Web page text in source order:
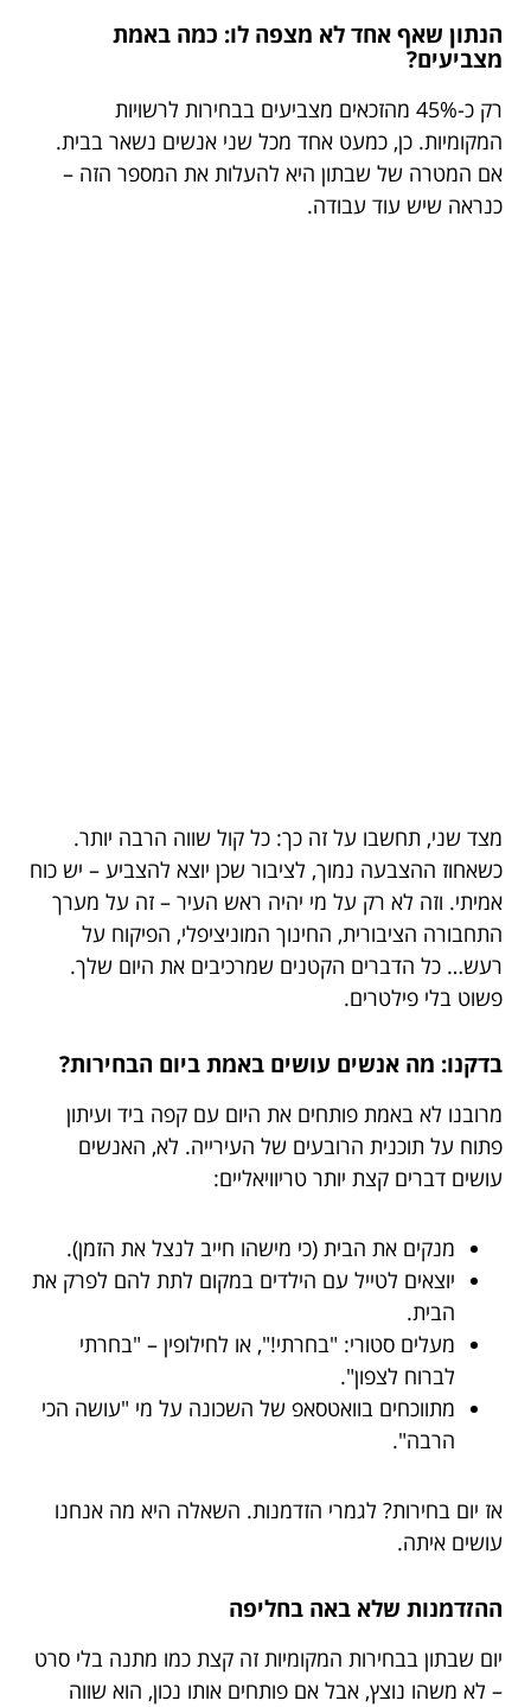
הנתון שאף אחד לא מצפה לו: כמה באמת
מצביעים?
רק כ-45% מהזכאים מצביעים בבחירות לרשויות
המקומיות. כן, כמעט אחד מכל שני אנשים נשאר בבית.
אם המטרה של שבתון היא להעלות את המספר הזה –
כנראה שיש עוד עבודה.
מצד שני, תחשבו על זה כך: כל קול שווה הרבה יותר.
כשאחוז ההצבעה נמוך, לציבור שכן יוצא להצביע – יש כוח
אמיתי. וזה לא רק על מי יהיה ראש העיר – זה על מערך
התחבורה הציבורית, החינוך המוניציפלי, הפיקוח על
רעש… כל הדברים הקטנים שמרכיבים את היום שלך.
פשוט בלי פילטרים.
בדקנו: מה אנשים עושים באמת ביום הבחירות?
מרובנו לא באמת פותחים את היום עם קפה ביד ועיתון
פתוח על תוכנית הרובעים של העירייה. לא, האנשים
עושים דברים קצת יותר טריוויאליים:
מנקים את הבית (כי מישהו חייב לנצל את הזמן).
יוצאים לטייל עם הילדים במקום לתת להם לפרק את
הבית.
מעלים סטורי: "בחרתי!", או לחילופין – "בחרתי
לברוח לצפון".
מתווכחים בוואטסאפ של השכונה על מי "עושה הכי
הרבה".
אז יום בחירות? לגמרי הזדמנות. השאלה היא מה אנחנו
עושים איתה.
ההזדמנות שלא באה בחליפה
יום שבתון בבחירות המקומיות זה קצת כמו מתנה בלי סרט
– לא משהו נוצץ, אבל אם פותחים אותו נכון, הוא שווה